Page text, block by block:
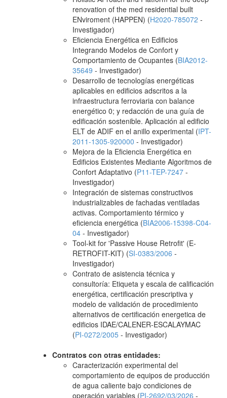
renovation of the med residential built
ENviroment (HAPPEN) (H2020-785072 -
Investigador)
Eficiencia Energética en Edificios
Integrando Modelos de Confort y
Comportamiento de Ocupantes (BIA2012-
35649 - Investigador)
Desarrollo de tecnologías energéticas
aplicables en edificios adscritos a la
infraestructura ferroviaria con balance
energético 0; y redacción de una guía de
edificación sostenible. Aplicación al edificio
ELT de ADIF en el anillo experimental (IPT-
2011-1305-920000 - Investigador)
Mejora de la Eficiencia Energética en
Edificios Existentes Mediante Algoritmos de
Confort Adaptativo (P11-TEP-7247-
Investigador)
Integración de sistemas constructivos
industrializables de fachadas ventiladas
activas. Comportamiento térmico y
eficiencia energética (BIA2006-15398-C04-
04- Investigador)
Tool-kit for 'Passive House Retrofit' (E-
RETROFIT-KIT) (SI-0383/2006 -
Investigador)
Contrato de asistencia técnica y
consultoría: Etiqueta y escala de calificación
energética, certificación prescriptiva y
modelo de validación de procedimiento
alternativos de certificación energetica de
edificios IDAE/CALENER-ESCALAYMAC
(PI-0272/2005- Investigador)
Contratos con otras entidades:
Caracterización experimental del
comportamiento de equipos de producción
de agua caliente bajo condiciones de
operación variables (PI-2692/03/2026 -